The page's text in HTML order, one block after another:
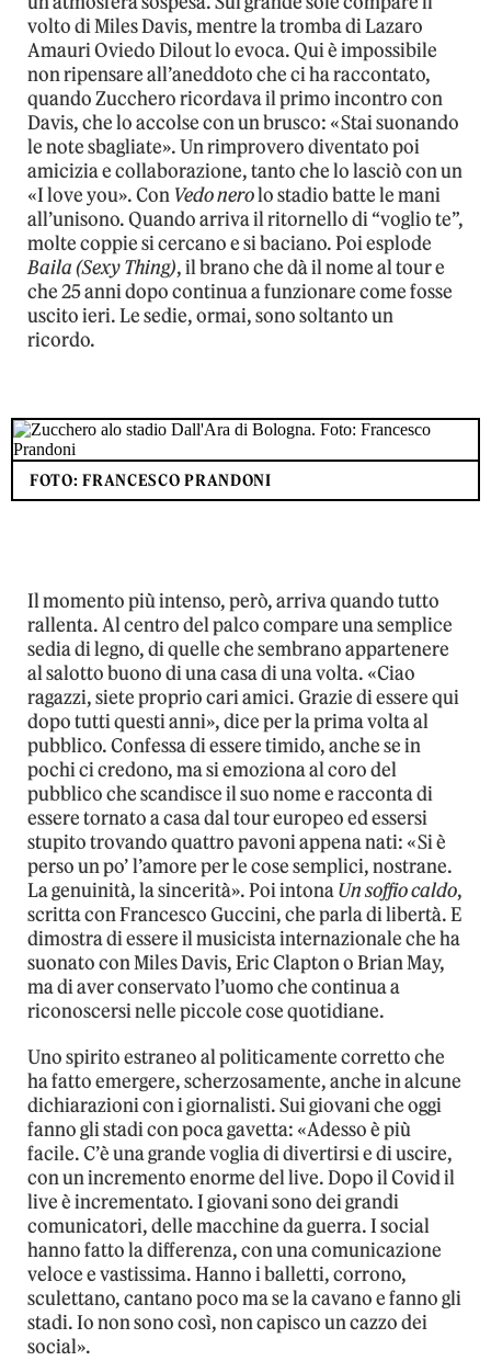
volto di Miles Davis, mentre la tromba di Lazaro
Amauri Oviedo Dilout lo evoca. Qui è impossibile
non ripensare all’aneddoto che ci ha raccontato,
quando Zucchero ricordava il primo incontro con
Davis, che lo accolse con un brusco: «Stai suonando
le note sbagliate». Un rimprovero diventato poi
amicizia e collaborazione, tanto che lo lasciò con un
«I love you». Con Vedo nerolo stadio batte le mani
all’unisono. Quando arriva il ritornello di “voglio te”,
molte coppie si cercano e si baciano. Poi esplode
Baila (Sexy Thing), il brano che dà il nome al tour e
che 25 anni dopo continua a funzionare come fosse
uscito ieri. Le sedie, ormai, sono soltanto un
ricordo.
FOTO: FRANCESCO PRANDONI
Il momento più intenso, però, arriva quando tutto
rallenta. Al centro del palco compare una semplice
sedia di legno, di quelle che sembrano appartenere
al salotto buono di una casa di una volta. «Ciao
ragazzi, siete proprio cari amici. Grazie di essere qui
dopo tutti questi anni», dice per la prima volta al
pubblico. Confessa di essere timido, anche se in
pochi ci credono, ma si emoziona al coro del
pubblico che scandisce il suo nome e racconta di
essere tornato a casa dal tour europeo ed essersi
stupito trovando quattro pavoni appena nati: «Si è
perso un po’ l’amore per le cose semplici, nostrane.
La genuinità, la sincerità». Poi intonaUn soffio caldo,
scritta con Francesco Guccini, che parla di libertà. E
dimostra di essere il musicista internazionale che ha
suonato con Miles Davis, Eric Clapton o Brian May,
ma di aver conservato l’uomo che continua a
riconoscersi nelle piccole cose quotidiane.
Uno spirito estraneo al politicamente corretto che
ha fatto emergere, scherzosamente, anche in alcune
dichiarazioni con i giornalisti. Sui giovani che oggi
fanno gli stadi con poca gavetta: «Adesso è più
facile. C’è una grande voglia di divertirsi e di uscire,
con un incremento enorme del live. Dopo il Covid il
live è incrementato. I giovani sono dei grandi
comunicatori, delle macchine da guerra. I social
hanno fatto la differenza, con una comunicazione
veloce e vastissima. Hanno i balletti, corrono,
sculettano, cantano poco ma se la cavano e fanno gli
stadi. Io non sono così, non capisco un cazzo dei
social».